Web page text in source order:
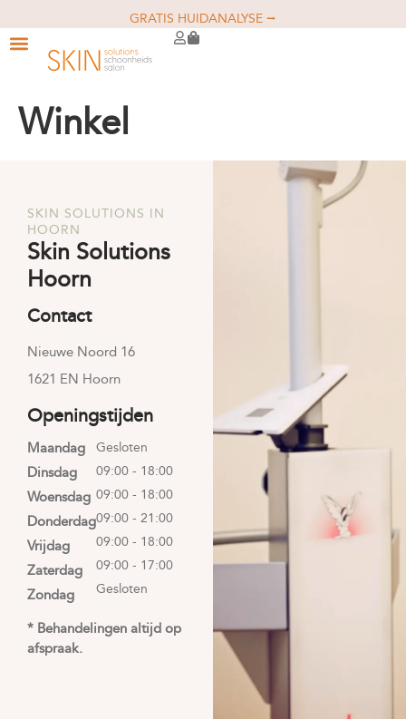
GRATIS HUIDANALYSE ⭢
Winkel
SKIN SOLUTIONS IN
HOORN
Skin Solutions
Hoorn
Contact
Nieuwe Noord 16
1621 EN Hoorn
Openingstijden
Maandag
Dinsdag
Woensdag
Donderdag
Vrijdag
Zaterdag
Zondag
Gesloten
09:00 - 18:00
09:00 - 18:00
09:00 - 21:00
09:00 - 18:00
09:00 - 17:00
Gesloten
* Behandelingen altijd op
afspraak.